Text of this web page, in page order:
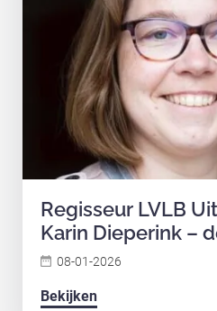
Regisseur LVLB
Karin Dieperink –
08-01-2026
Bekijken